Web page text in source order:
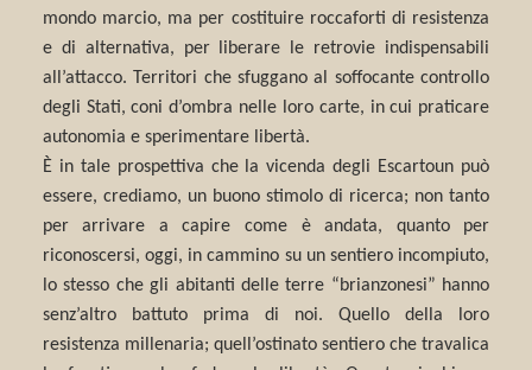
mondo marcio, ma per costituire roccaforti di resistenza
e di alternativa, per liberare le retrovie indispensabili
all’attacco. Territori che sfuggano al soffocante controllo
degli Stati, coni d’ombra nelle loro carte, in cui praticare
autonomia e sperimentare libertà.
È in tale prospettiva che la vicenda degli Escartoun può
essere, crediamo, un buono stimolo di ricerca; non tanto
per arrivare a capire come è andata, quanto per
riconoscersi, oggi, in cammino su un sentiero incompiuto,
lo stesso che gli abitanti delle terre “brianzonesi” hanno
senz’altro battuto prima di noi. Quello della loro
resistenza millenaria; quell’ostinato sentiero che travalica